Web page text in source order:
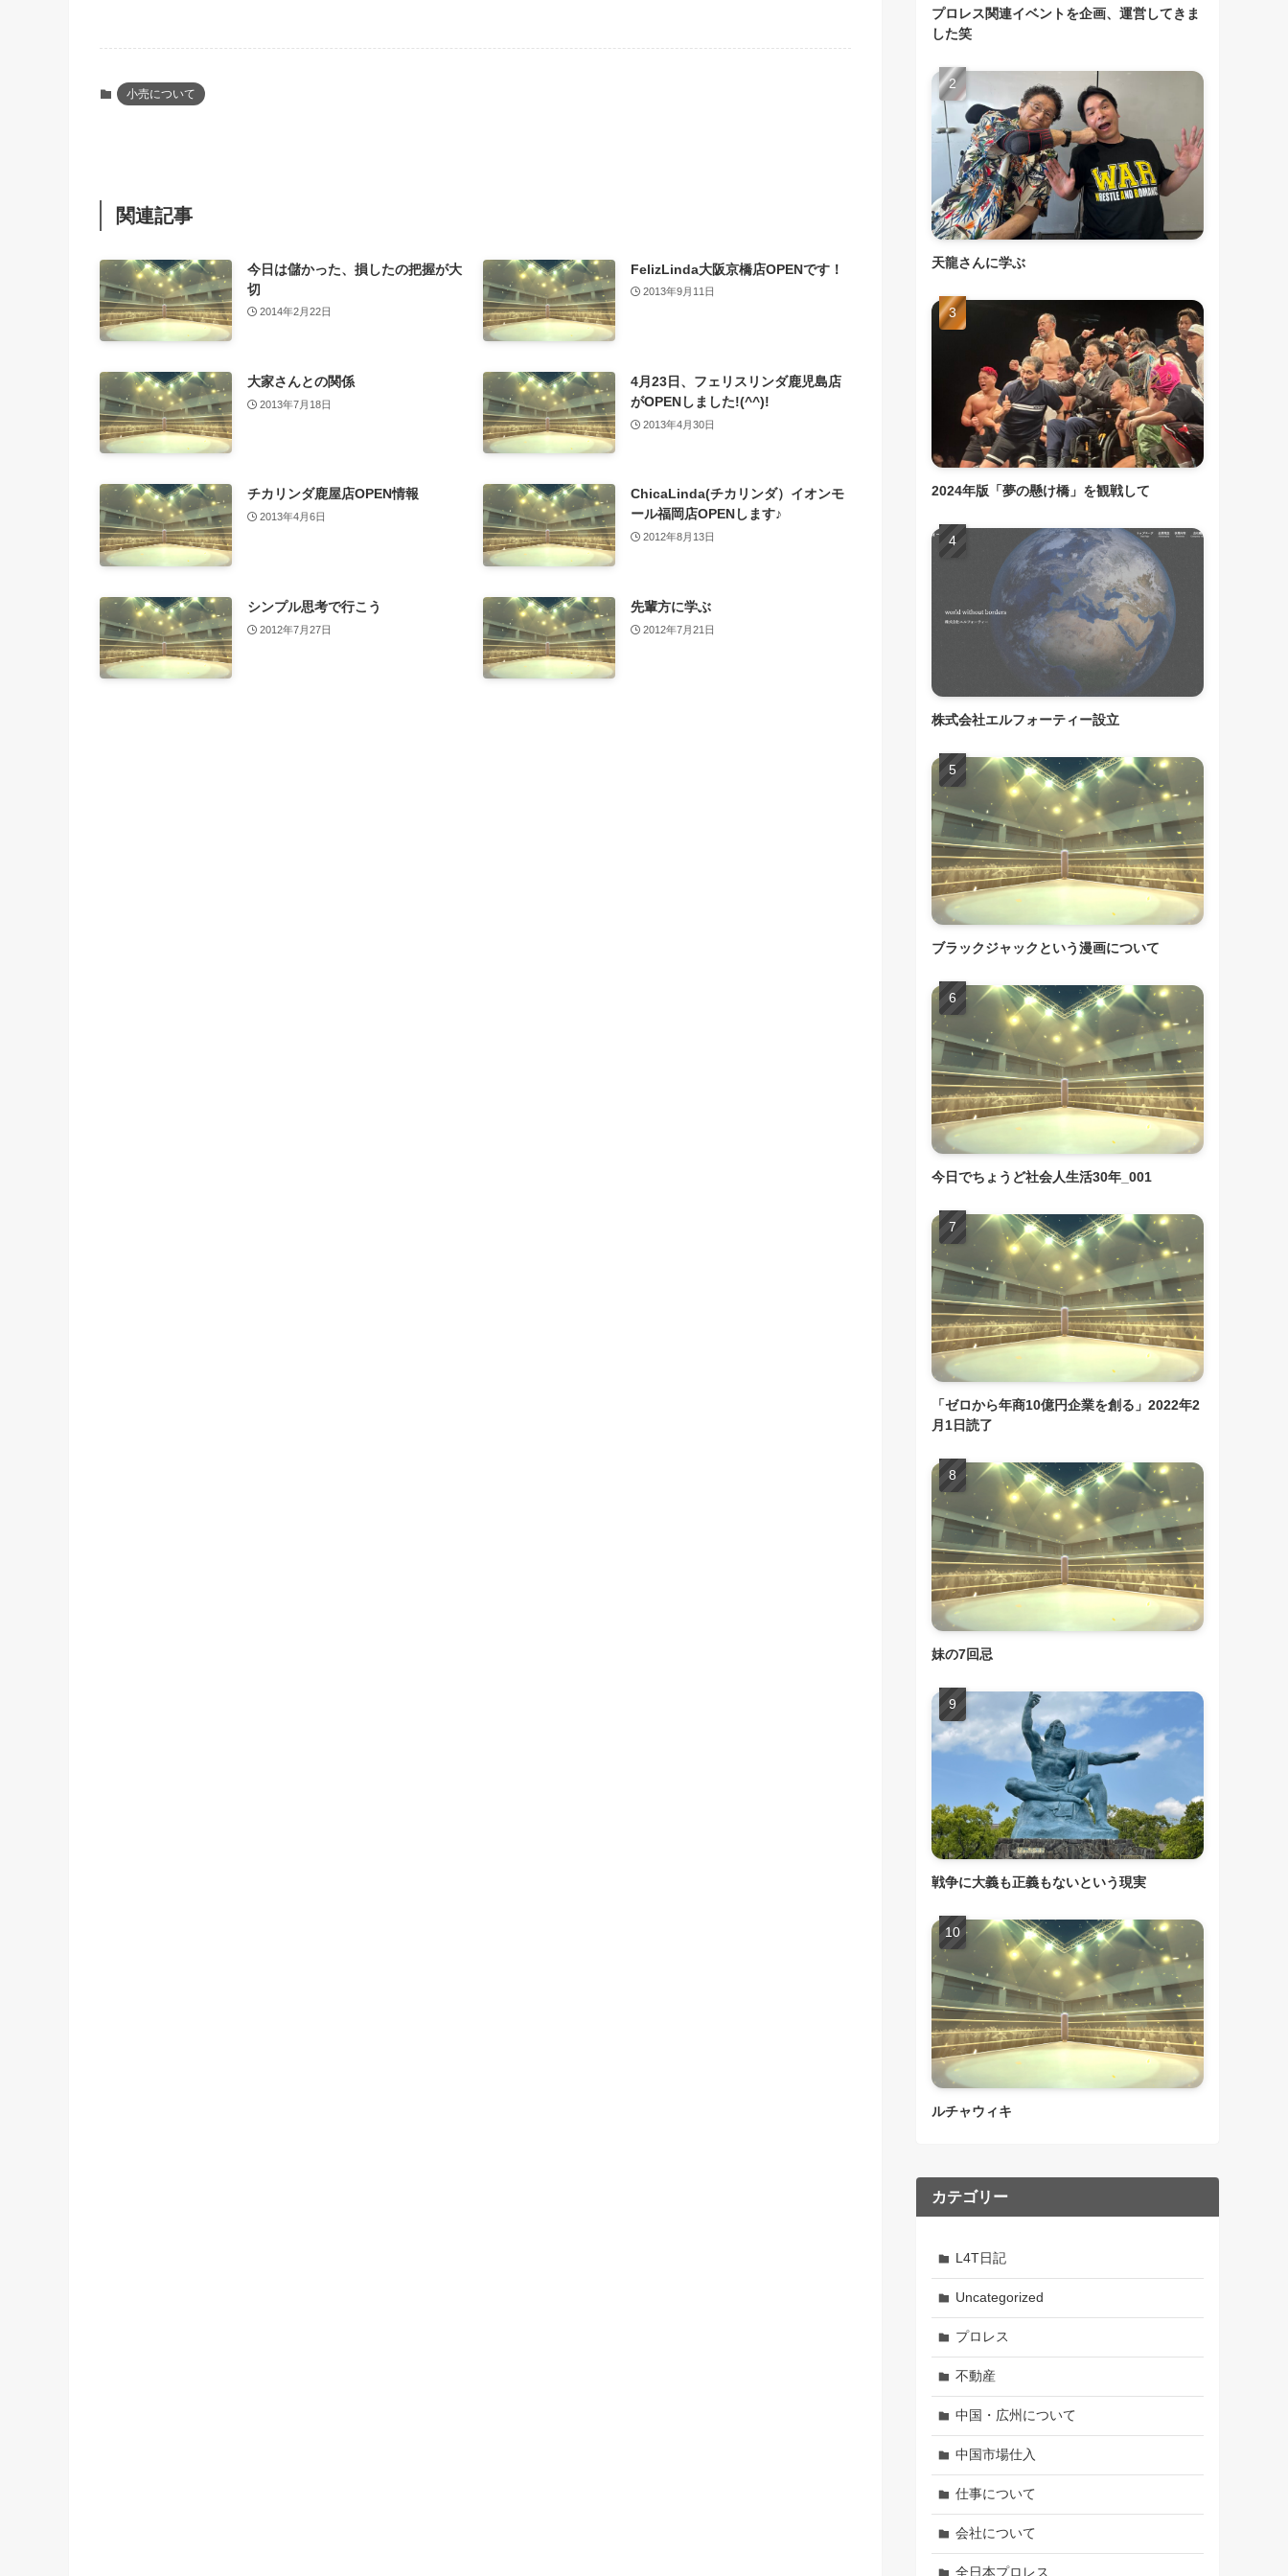
小売について
関連記事
今日は儲かった、損したの把握が大
切
2014年2月22日
FelizLinda大阪京橋店OPENです！
2013年9月11日
大家さんとの関係
2013年7月18日
4月23日、フェリスリンダ鹿児島店
がOPENしました!(^^)!
2013年4月30日
チカリンダ鹿屋店OPEN情報
2013年4月6日
ChicaLinda(チカリンダ）イオンモ
ール福岡店OPENします♪
2012年8月13日
シンプル思考で行こう
2012年7月27日
先輩方に学ぶ
2012年7月21日
プロレス関連イベントを企画、運営してきま
した笑
天龍さんに学ぶ
2024年版「夢の懸け橋」を観戦して
株式会社エルフォーティー設立
ブラックジャックという漫画について
今日でちょうど社会人生活30年_001
「ゼロから年商10億円企業を創る」2022年2
月1日読了
妹の7回忌
戦争に大義も正義もないという現実
ルチャウィキ
カテゴリー
L4T日記
Uncategorized
プロレス
不動産
中国・広州について
中国市場仕入
仕事について
会社について
全日本プロレス